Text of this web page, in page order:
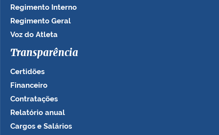
Regimento Interno
Regimento Geral
Voz do Atleta
Transparência
Certidões
Financeiro
Contratações
Relatório anual
Cargos e Salários